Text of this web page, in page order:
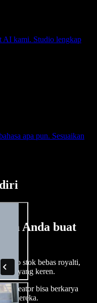
AI kami. Studio lengkap
apa pun. Sesuaikan
Anda buat
video stok bebas royalti,
yang keren.
bisa berkarya
mereka.